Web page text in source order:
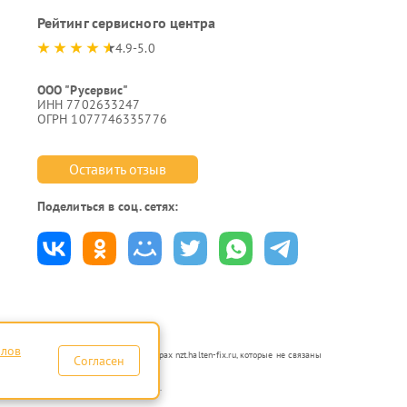
Рейтинг сервисного центра
4.9-5.0
ООО "Русервис"
ИНН 7702633247
ОГРН 1077746335776
Оставить отзыв
Поделиться в соц. сетях:
в неавторизованных сервисных центрах nzt.halten-fix.ru, которые не связаны
ремонту техники указанных брендов.
Согласен